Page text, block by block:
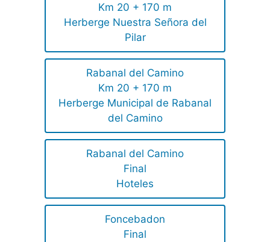
Km 20 + 170 m
Herberge Nuestra Señora del
Pilar
Rabanal del Camino
Km 20 + 170 m
Herberge Municipal de Rabanal
del Camino
Rabanal del Camino
Final
Hoteles
Foncebadon
Final